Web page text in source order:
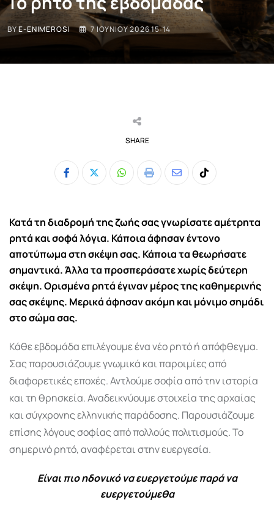
BYE-ENIMEROSI 7 ΙΟΥΝΊΟΥ 2026 15:14
SHARE
Whatsapp
Print
ShareTiktok
Κατά τη διαδρομή της ζωής σας γνωρίσατε αμέτρητα
ρητά και σοφά λόγια. Κάποια άφησαν έντονο
αποτύπωμα στη σκέψη σας. Κάποια τα θεωρήσατε
σημαντικά. Άλλα τα προσπεράσατε χωρίς δεύτερη
σκέψη. Ορισμένα ρητά έγιναν μέρος της καθημερινής
σας σκέψης. Μερικά άφησαν ακόμη και μόνιμο σημάδι
στο σώμα σας.
Κάθε εβδομάδα επιλέγουμε ένα νέο ρητό ή απόφθεγμα.
Σας παρουσιάζουμε γνωμικά και παροιμίες από
διαφορετικές εποχές. Αντλούμε σοφία από την ιστορία
και τη θρησκεία. Αναδεικνύουμε στοιχεία της αρχαίας
και σύγχρονης ελληνικής παράδοσης. Παρουσιάζουμε
επίσης λόγους σοφίας από πολλούς πολιτισμούς. Το
σημερινό ρητό, αναφέρεται στην ευεργεσία.
Είναι πιο ηδονικό να ευεργετούμε παρά να
ευεργετούμεθα